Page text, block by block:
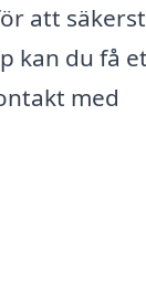
att
kan du få
med